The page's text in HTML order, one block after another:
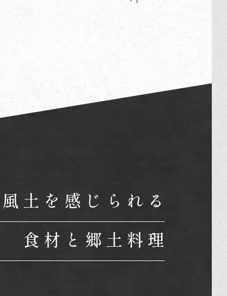
土を感じられる
食材と郷土料理